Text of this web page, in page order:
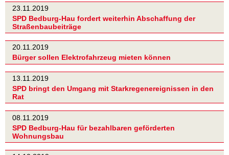
23.11.2019
SPD Bedburg-Hau fordert weiterhin Abschaffung der
Straßenbaubeiträge
20.11.2019
Bürger sollen Elektrofahrzeug mieten können
13.11.2019
SPD bringt den Umgang mit Starkregenereignissen in den
Rat
08.11.2019
SPD Bedburg-Hau für bezahlbaren geförderten
Wohnungsbau